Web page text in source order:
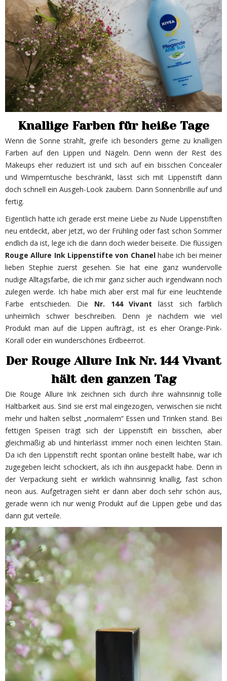
Knallige Farben für heiße Tage
Wenn die Sonne strahlt, greife ich besonders gerne zu knalligen
Farben auf den Lippen und Nägeln. Denn wenn der Rest des
Makeups eher reduziert ist und sich auf ein bisschen Concealer
und Wimperntusche beschränkt, lässt sich mit Lippenstift dann
doch schnell ein Ausgeh-Look zaubern. Dann Sonnenbrille auf und
fertig.
Eigentlich hatte ich gerade erst meine Liebe zu Nude Lippenstiften
neu entdeckt, aber jetzt, wo der Frühling oder fast schon Sommer
endlich da ist, lege ich die dann doch wieder beiseite. Die flüssigen
Rouge Allure Ink Lippenstifte von Chanelhabe ich bei meiner
lieben Stephie zuerst gesehen. Sie hat eine ganz wundervolle
nudige Alltagsfarbe, die ich mir ganz sicher auch irgendwann noch
zulegen werde. Ich habe mich aber erst mal für eine leuchtende
Farbe entschieden. Die Nr. 144 Vivant lässt sich farblich
unheimlich schwer beschreiben. Denn je nachdem wie viel
Produkt man auf die Lippen aufträgt, ist es eher Orange-Pink-
Korall oder ein wunderschönes Erdbeerrot.
Der Rouge Allure Ink Nr. 144 Vivant
hält den ganzen Tag
Die Rouge Allure Ink zeichnen sich durch ihre wahnsinnig tolle
Haltbarkeit aus. Sind sie erst mal eingezogen, verwischen sie nicht
mehr und halten selbst „normalem“ Essen und Trinken stand. Bei
fettigen Speisen trägt sich der Lippenstift ein bisschen, aber
gleichmäßig ab und hinterlässt immer noch einen leichten Stain.
Da ich den Lippenstift recht spontan online bestellt habe, war ich
zugegeben leicht schockiert, als ich ihn ausgepackt habe. Denn in
der Verpackung sieht er wirklich wahnsinnig knallig, fast schon
neon aus. Aufgetragen sieht er dann aber doch sehr schön aus,
gerade wenn ich nur wenig Produkt auf die Lippen gebe und das
dann gut verteile.